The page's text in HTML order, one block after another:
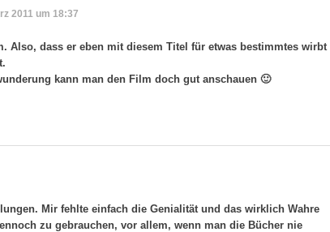
2011 um 18:37
Also, dass er eben mit diesem Titel für etwas bestimmtes wirbt
kann man den Film doch gut anschauen 🙂
Mir fehlte einfach die Genialität und das wirklich Wahre
zu gebrauchen, vor allem, wenn man die Bücher nie